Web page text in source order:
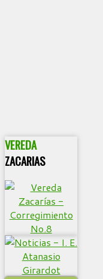
VEREDA
ZACARIAS